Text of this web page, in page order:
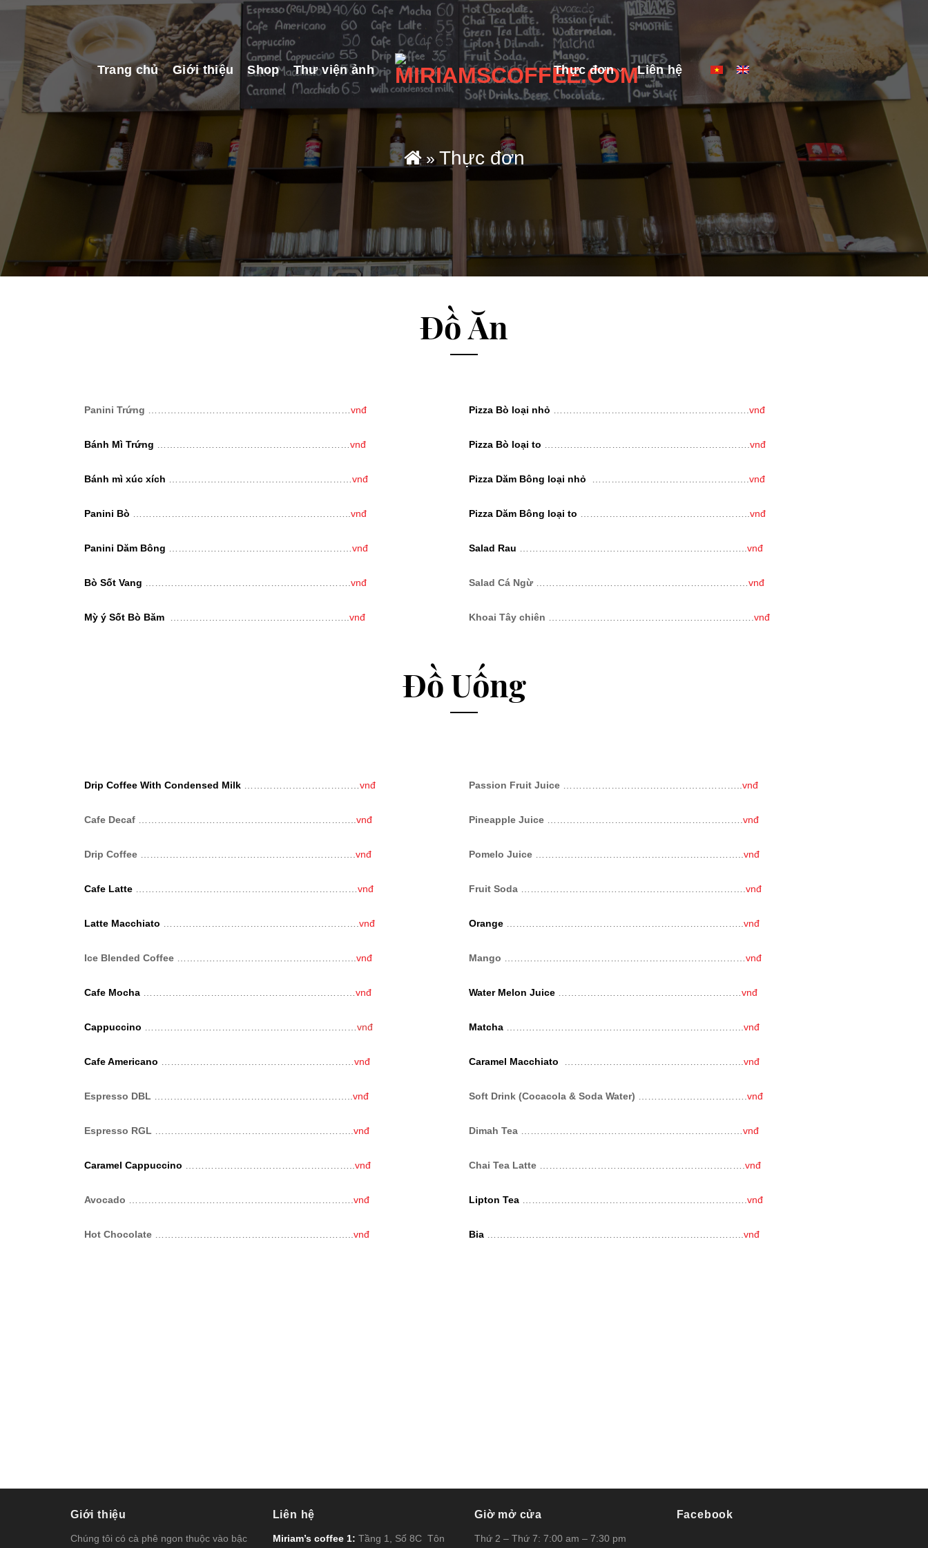
Skip
content
Trang chủ Giới thiệu Shop Thư viện ảnh Thực đơn Liên hệ
»Thực đơn
Đồ Ăn
Panini Trứng vnđ Pizza Bò loại nhỏ …………………………………………………….vnđ
Bánh Mì Trứng vnđ Pizza Bò loại to ……………………………………………………….vnđ
Bánh mì xúc xích vnđ Pizza Dăm Bông loại nhỏ ………………………………………….vnđ
Panini Bò vnđ Pizza Dăm Bông loại to ……………………………………………..vnđ
Panini Dăm Bông vnđ Salad Rau ……………………………………………………………..vnđ
Bò Sốt Vang vnđ Salad Cá Ngừ …………………………………………………………vnđ
Mỳ ý Sốt Bò Băm vnđ Khoai Tây chiên ……………………………………………………….vnđ
Đồ Uống
Drip Coffee With Condensed Milk vnđ Passion Fruit Juice ………………………………………………..vnđ
Cafe Decaf vnđ Pineapple Juice …………………………………………………….vnđ
Drip Coffee vnđ Pomelo Juice ………………………………………………………..vnđ
Cafe Latte vnđ Fruit Soda …………………………………………………………….vnđ
Latte Macchiato vnđ Orange ………………………………………………………………..vnđ
Ice Blended Coffee vnđ Mango …………………………………………………………………vnđ
Cafe Mocha vnđ Water Melon Juice …………………………………………………vnđ
Cappuccino vnđ Matcha ………………………………………………………………..vnđ
Cafe Americano vnđ Caramel Macchiato ………………………………………………..vnđ
Espresso DBL vnđ Soft Drink (Cocacola & Soda Water) …………………………….vnđ
Espresso RGL vnđ Dimah Tea ……………………………………………………………vnđ
Caramel Cappuccino vnđ Chai Tea Latte ……………………………………………………….vnđ
Avocado vnđ Lipton Tea …………………………………………………………….vnđ
Hot Chocolate vnđ Bia ……………………………………………………………………..vnđ
Giới thiệu
Chúng tôi có cà phê ngon thuộc vào bậc
Liên hệ
Miriam’s coffee 1: Tầng 1, Số 8C Tôn
Giờ mở cửa
Thứ 2 – Thứ 7: 7:00 am – 7:30 pm
Facebook